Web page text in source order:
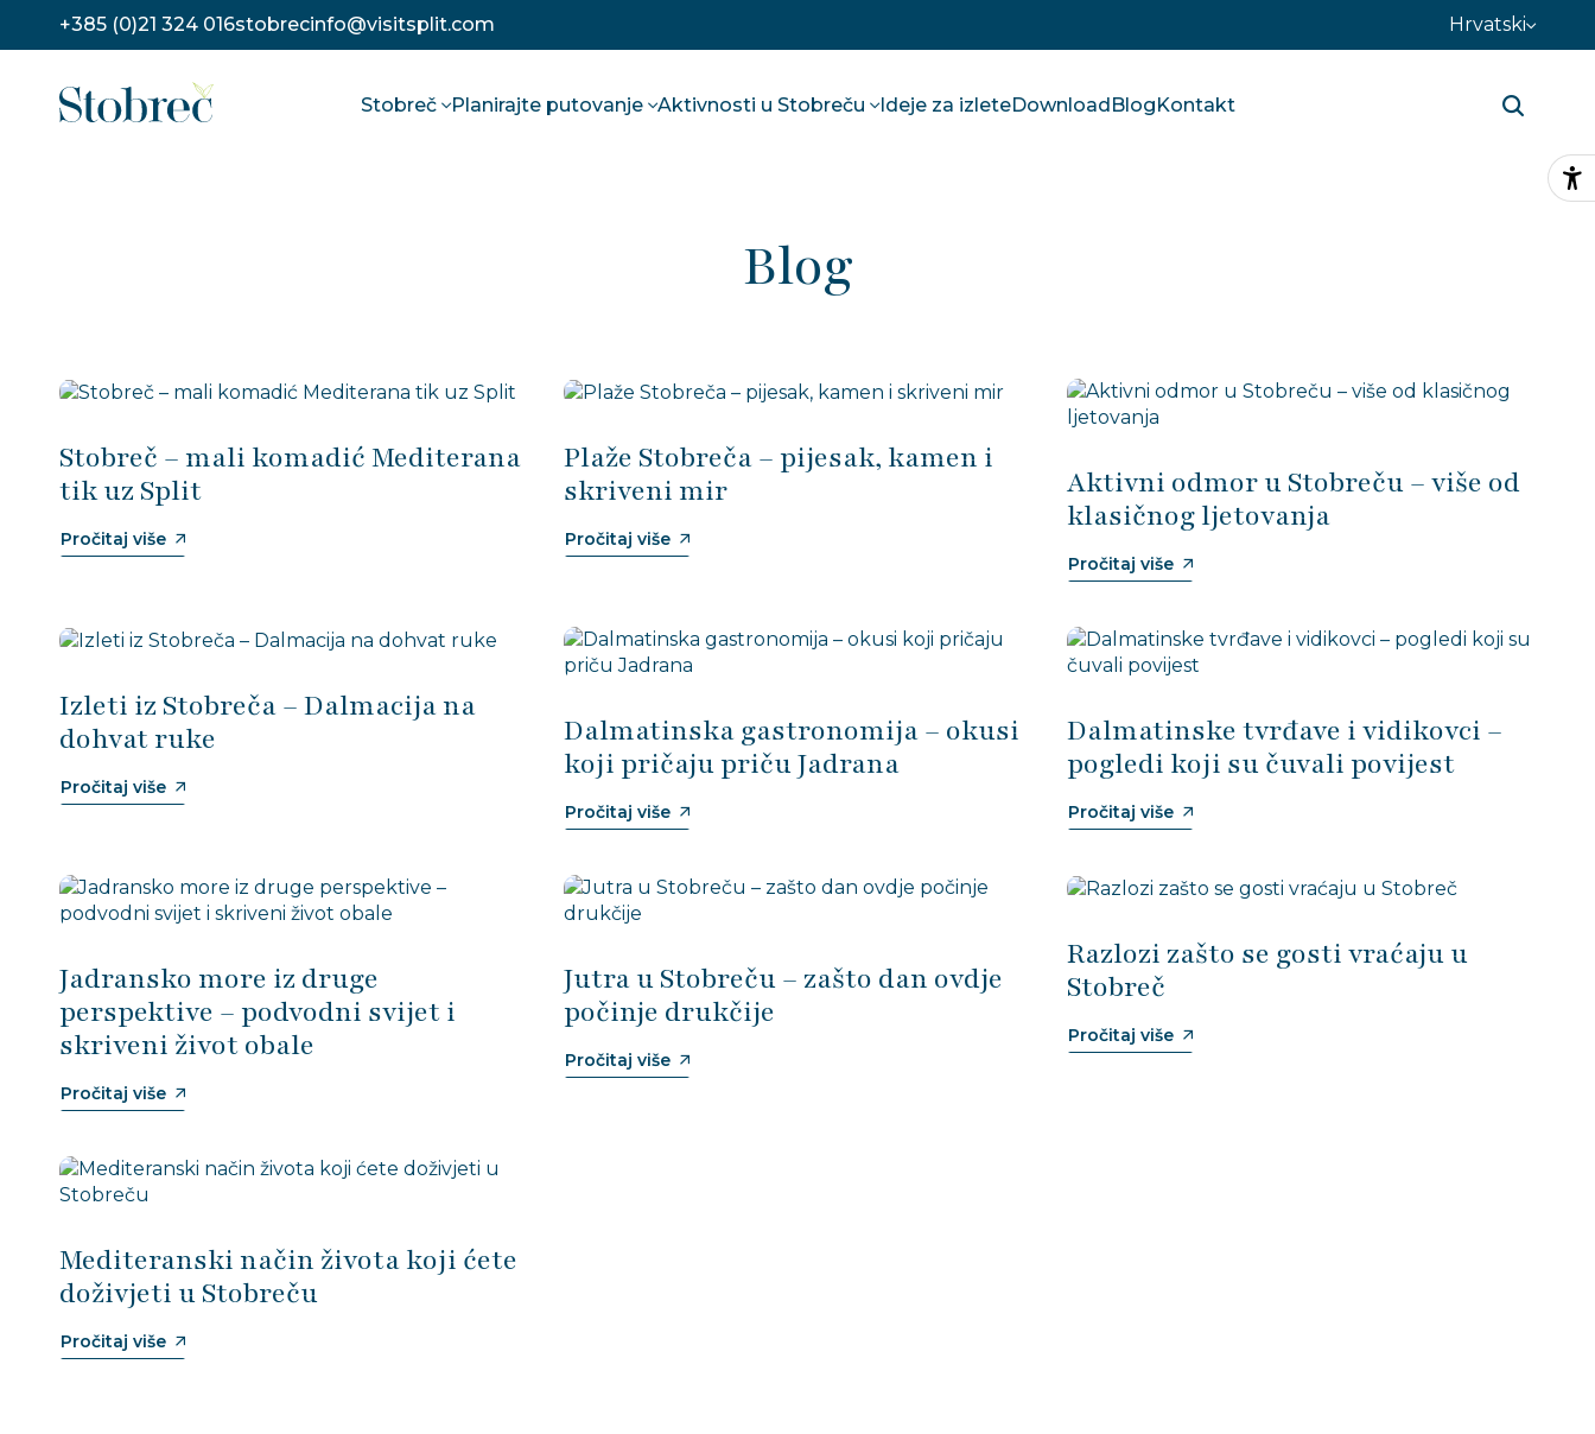
Preskoči na sadržaj
+385 (0)21 324 016stobrecinfo@visitsplit.com Hrvatski
Stobreč Planirajte putovanje Aktivnosti u Stobreču Ideje za izleteDownloadBlogKontakt
Blog
Stobreč – mali komadić Mediterana
tik uz Split
Pročitaj više
Plaže Stobreča – pijesak, kamen i
skriveni mir
Pročitaj više
Aktivni odmor u Stobreču – više od
klasičnog ljetovanja
Pročitaj više
Izleti iz Stobreča – Dalmacija na
dohvat ruke
Pročitaj više
Dalmatinska gastronomija – okusi
koji pričaju priču Jadrana
Pročitaj više
Dalmatinske tvrđave i vidikovci –
pogledi koji su čuvali povijest
Pročitaj više
Jadransko more iz druge
perspektive – podvodni svijet i
skriveni život obale
Pročitaj više
Jutra u Stobreču – zašto dan ovdje
počinje drukčije
Pročitaj više
Razlozi zašto se gosti vraćaju u
Stobreč
Pročitaj više
Mediteranski način života koji ćete
doživjeti u Stobreču
Pročitaj više